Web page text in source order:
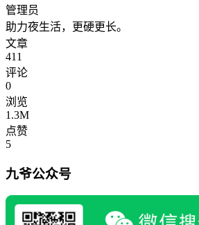
管理员
助力夜生活，更硬更长。
文章
411
评论
0
浏览
1.3M
点赞
5
九爷公众号